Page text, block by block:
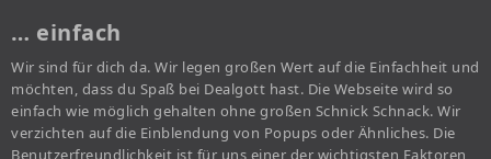
… einfach
Wir sind für dich da. Wir legen großen Wert auf die Einfachheit und
möchten, dass du Spaß bei Dealgott hast. Die Webseite wird so
einfach wie möglich gehalten ohne großen Schnick Schnack. Wir
verzichten auf die Einblendung von Popups oder Ähnliches. Die
Benutzerfreundlichkeit ist für uns einer der wichtigsten Faktoren